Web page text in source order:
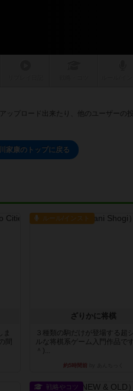
ップロード出来たり、他のユーザーの
家康のトップに戻る
ま
間
ルール/インスト
ざりかに将棋
３種類の駒だけが登場する超
ルな将棋系ゲーム入門作品です
＾)...
約5時間前
戦略やコツ